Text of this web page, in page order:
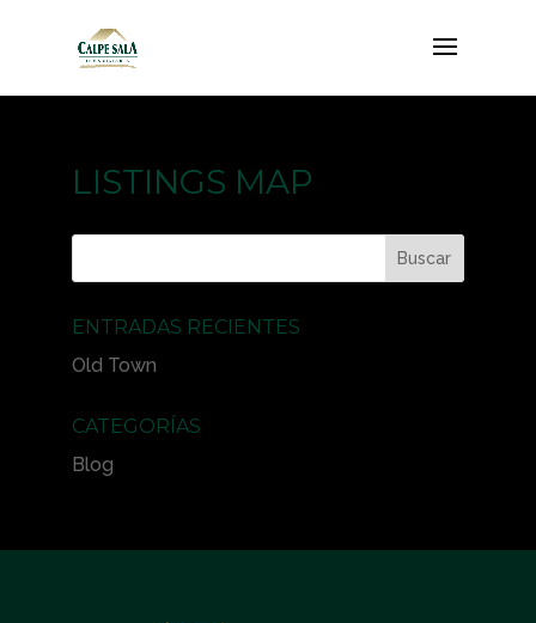
LISTINGS MAP
ENTRADAS RECIENTES
Old Town
CATEGORÍAS
Blog